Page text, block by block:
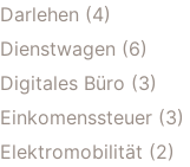
Darlehen (4)
Dienstwagen (6)
Digitales Büro (3)
Einkomenssteuer (3)
Elektromobilität (2)